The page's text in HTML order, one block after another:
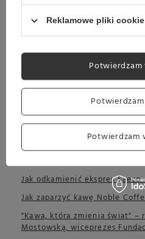
Ranking ekspresów
Jak zrobić mrożoną herbatę?
Ranking najlepszej kawy
Konesso partnerem targów
COFFEE PLANT z
dostępne w Konesso
Mały, cichy, elegancki - czy
Jak odkamienić ekspres
Jak zaparzyć kawę Noble
"Kawa, która zmienia świat" –
Mostowską, wiceprezes
Reklamowe pliki cookie
Potwierdzam